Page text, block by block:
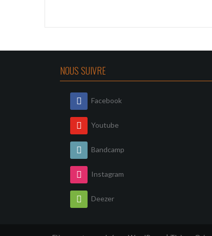
NOUS SUIVRE
Facebook
Youtube
Bandcamp
Instagram
Deezer